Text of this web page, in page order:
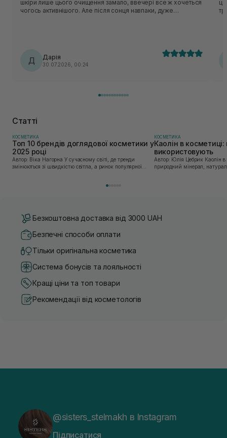
шкіри лише цього очищення замало, ввечері все ж хочеться
чогось активнішого. Але після сонця навпаки, дуже
Д Дарія
30.07.2026, 00:24
тригерить. У
Статті
КОСМЕТИКА
Топ 10 брендів доглядової косметики у
2025 році
Автор: Віка Нагорна У сучасному світі, де тренди
змінюються зі швидкістю світла, а ринок популярної
КОСМЕТИКА
Каолін в
використовують
Автор: Юлія Цебрик Каолін в косметології – це
природний мінерал,
Безкоштовна доставка від 3000 UAH
Безпечні способи оплати
Тільки оригінальна косметика
Система бонусів та лояльності
Кращі ціни та топ товари
Рекомендації від косметологів
@sisters_stelmakh в Instagram
Підписатися